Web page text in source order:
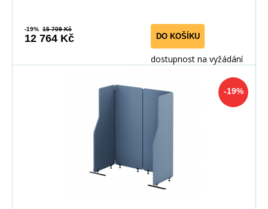
-19% 15 709 Kč
12 764 Kč DO KOŠÍKU
dostupnost na vyžádání
-19%